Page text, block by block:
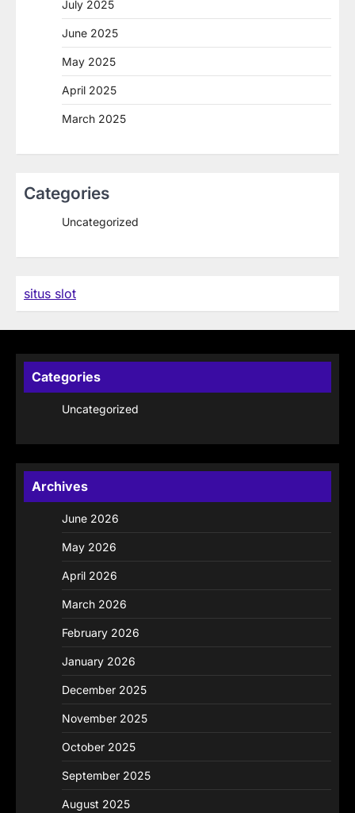
July 2025
June 2025
May 2025
April 2025
March 2025
Categories
Uncategorized
situs slot
Categories
Uncategorized
Archives
June 2026
May 2026
April 2026
March 2026
February 2026
January 2026
December 2025
November 2025
October 2025
September 2025
August 2025